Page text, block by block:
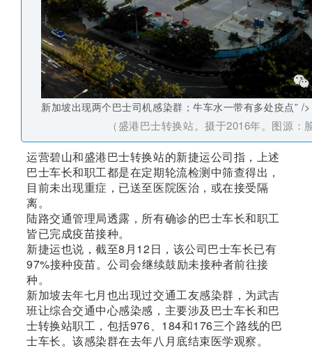
新加坡出现两个巴士司机感染群；牛车水一带有多处疫点” />
（盛港巴士转换站。摄于2016年。图源：
运营碧山和盛港巴士转换站的新捷运公司指，上述
巴士车长和职工都是在定期轮流检测中筛查得出，
目前未出现重症，已送至医院医治，或在接受隔
离。
陆路交通管理局透露，所有确诊的巴士车长和职工
皆已完成疫苗接种。
新捷运也说，截至8月12日，该公司巴士车长已有
97%接种疫苗。公司会继续鼓励未接种者前往接
种。
新加坡去年七月也出现过交通工友感染群，为武吉
班让综合交通中心感染感，主要涉及巴士车长和巴
士转换站职工，包括976、184和176三个路线的巴
士车长。该感染群在去年八月底结束医学观察。